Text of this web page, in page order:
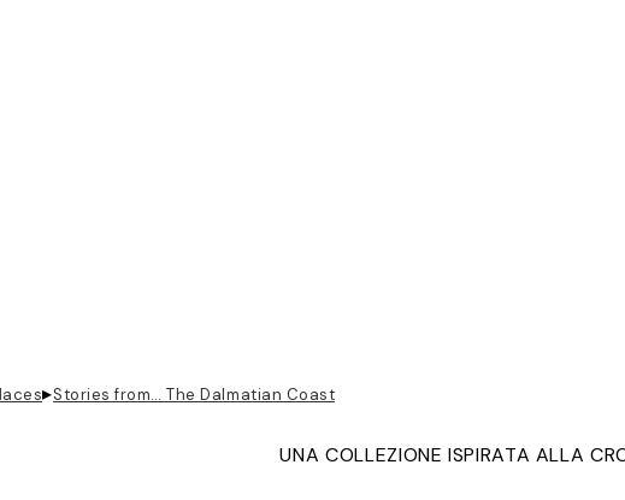
▸Stories from… The Dalmatian Coast
UNA COLLEZIONE ISPIRATA ALLA